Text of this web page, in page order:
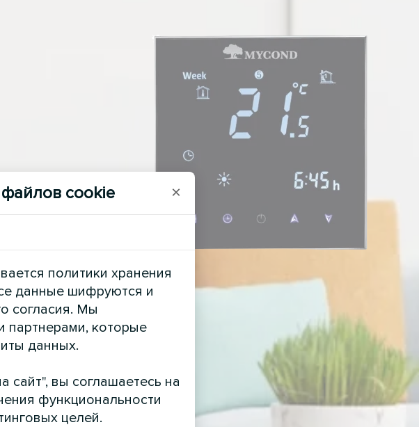
cookie ×
политики хранения
данные шифруются и
согласия. Мы
партнерами, которые
данных.
вы соглашаетесь на
функциональности
целей.